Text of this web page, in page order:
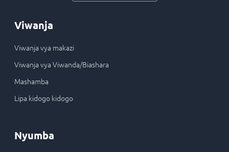
Viwanja
Viwanja vya makazi
Viwanja vya Viwanda/Biashara
Mashamba
Lipa kidogo kidogo
Nyumba